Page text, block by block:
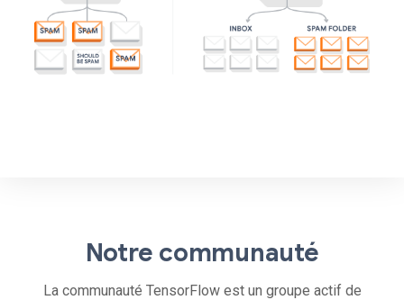
Notre communauté
La communauté TensorFlow est un groupe actif de